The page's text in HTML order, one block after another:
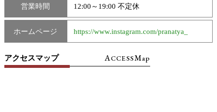
営業時間 12:00～19:00 不定休
ホームページ https://www.instagram.com/pranatya_
アクセスマップ ACCESSMap